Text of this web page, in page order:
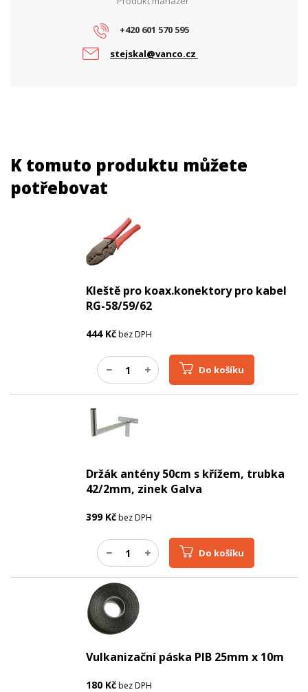
+420 601 570 595
stejskal@vanco.cz
K tomuto produktu můžete
potřebovat
Kleště pro koax.konektory pro kabel
RG-58/59/62
444Kčbez DPH
Do košíku
Držák antény 50cm s křížem, trubka
42/2mm, zinek Galva
399Kčbez DPH
Do košíku
Vulkanizační páska PIB 25mm x 10m
180 Kčbez DPH